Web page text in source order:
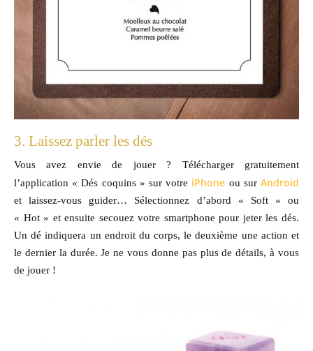
3. Laissez parler les dés
Vous avez envie de jouer ? Télécharger gratuitement
l’application « Dés coquins » sur votre iPhone ou surAndroid
et laissez-vous guider… Sélectionnez d’abord « Soft » ou
« Hot » et ensuite secouez votre smartphone pour jeter les dés.
Un dé indiquera un endroit du corps, le deuxième une action et
le dernier la durée. Je ne vous donne pas plus de détails, à vous
de jouer !